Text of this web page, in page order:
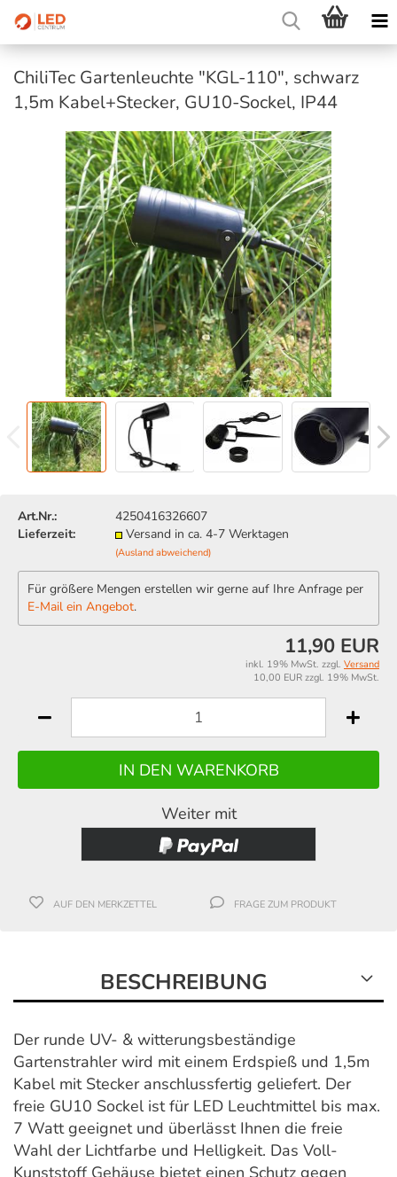
ChiliTec Gartenleuchte "KGL-110", schwarz
1,5m Kabel+Stecker, GU10-Sockel, IP44
Art.Nr.:
4250416326607
Lieferzeit:
Versand in ca. 4-7 Werktagen
(Ausland abweichend)
Für größere Mengen erstellen wir gerne auf Ihre Anfrage per
E-Mail ein Angebot.
11,90 EUR
inkl. 19% MwSt. zzgl. Versand
10,00 EUR zzgl. 19% MwSt.
Weiter mit
AUF DEN MERKZETTEL FRAGE ZUM PRODUKT
BESCHREIBUNG
Der runde UV- & witterungsbeständige
Gartenstrahler wird mit einem Erdspieß und 1,5m
Kabel mit Stecker anschlussfertig geliefert. Der
freie GU10 Sockel ist für LED Leuchtmittel bis max.
7 Watt geeignet und überlässt Ihnen die freie
Wahl der Lichtfarbe und Helligkeit. Das Voll-